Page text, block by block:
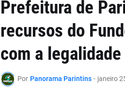
Prefeitura de
recursos do
com a legalidade
Por Panorama Parintins - janeiro